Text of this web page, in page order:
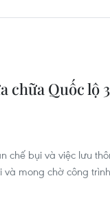
chữa Quốc lộ
chế bụi và việc lưu
mong chờ công